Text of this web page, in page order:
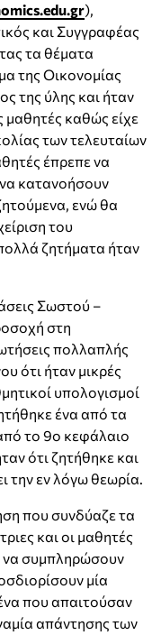
),
και Συγγραφέας
τα θέματα
της Οικονομίας
της ύλης και ήταν
μαθητές καθώς είχε
των τελευταίων
έπρεπε να
κατανοήσουν
ενώ θα
του
ζητήματα ήταν
Σωστού –
στη
πολλαπλής
ότι ήταν μικρές
υπολογισμοί
ένα από τα
το 9ο κεφάλαιο
ότι ζητήθηκε και
την εν λόγω θεωρία.
που συνδύαζε τα
και οι μαθητές
να συμπληρώσουν
μία
που απαιτούσαν
απάντησης των